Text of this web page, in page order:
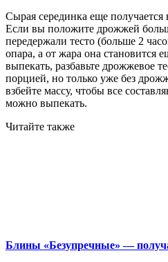
Сырая серединка еще
Если вы положите дрожжей
передержали тесто (больше 2
опара, а от жара она становится
выпекать, разбавьте дрожжевое
порцией, но только уже без
взбейте массу, чтобы все
можно выпекать.
Читайте также
Блины «Безупречные» —